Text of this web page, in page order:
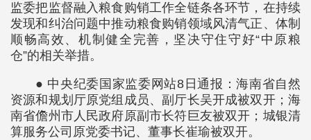
监委把监督融入粮食购销工作全链条各环节，在持续
发现和纠治问题中推动粮食购销领域风清气正、体制
顺畅高效、机制健全完善，坚决守住守好“中原粮
仓”的相关举措。
● 中央纪委国家监委网站8日通报：海南省自然
资源和规划厅原党组成员、副厅长吴开成被双开；海
南省儋州市人民政府原副市长符巨友被双开；城银清
算服务公司原党委书记、董事长崔瑜被双开。